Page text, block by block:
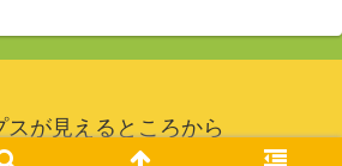
スが見えるところから